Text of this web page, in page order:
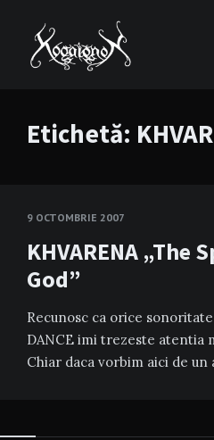
Etichetă:
9 OCTOMBRIE 2007
KHVARENA „The
God”
Recunosc ca orice sonoritate
DANCE imi trezeste atentia
Chiar daca vorbim aici de un